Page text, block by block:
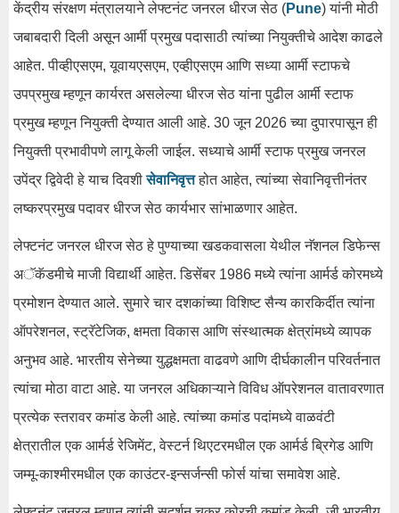
केंद्रीय संरक्षण मंत्रालयाने लेफ्टनंट जनरल धीरज सेठ (Pune) यांनी मोठी
जबाबदारी दिली असून आर्मी प्रमुख पदासाठी त्यांच्या नियुक्तीचे आदेश काढले
आहेत. पीव्हीएसएम, यूवायएसएम, एव्हीएसएम आणि सध्या आर्मी स्टाफचे
उपप्रमुख म्हणून कार्यरत असलेल्या धीरज सेठ यांना पुढील आर्मी स्टाफ
प्रमुख म्हणून नियुक्ती देण्यात आली आहे. 30 जून 2026 च्या दुपारपासून ही
नियुक्ती प्रभावीपणे लागू केली जाईल. सध्याचे आर्मी स्टाफ प्रमुख जनरल
उपेंद्र द्विवेदी हे याच दिवशीसेवानिवृत्तहोत आहेत, त्यांच्या सेवानिवृत्तीनंतर
लष्करप्रमुख पदावर धीरज सेठ कार्यभार सांभाळणार आहेत.
लेफ्टनंट जनरल धीरज सेठ हे पुण्याच्या खडकवासला येथील नॅशनल डिफेन्स
अॅकॅडमीचे माजी विद्यार्थी आहेत. डिसेंबर 1986 मध्ये त्यांना आर्मर्ड कोरमध्ये
प्रमोशन देण्यात आले. सुमारे चार दशकांच्या विशिष्ट सैन्य कारकिर्दीत त्यांना
ऑपरेशनल, स्ट्रॅटेजिक, क्षमता विकास आणि संस्थात्मक क्षेत्रांमध्ये व्यापक
अनुभव आहे. भारतीय सेनेच्या युद्धक्षमता वाढवणे आणि दीर्घकालीन परिवर्तनात
त्यांचा मोठा वाटा आहे. या जनरल अधिकाऱ्याने विविध ऑपरेशनल वातावरणात
प्रत्येक स्तरावर कमांड केली आहे. त्यांच्या कमांड पदांमध्ये वाळवंटी
क्षेत्रातील एक आर्मर्ड रेजिमेंट, वेस्टर्न थिएटरमधील एक आर्मर्ड ब्रिगेड आणि
जम्मू-काश्मीरमधील एक काउंटर-इन्सर्जन्सी फोर्स यांचा समावेश आहे.